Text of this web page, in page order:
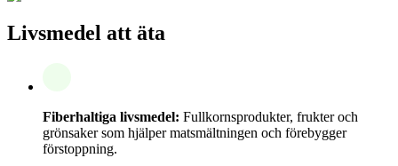
Livsmedel att äta
Fiberhaltiga livsmedel: Fullkornsprodukter, frukter och
grönsaker som hjälper matsmältningen och förebygger
förstoppning.